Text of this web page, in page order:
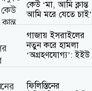
কেউ ‘মা, আমি ক্লান্ত
আমি মরে যেতে চাই’
গাজায় ইসরাইলের
নতুন করে হামলা
‘অগ্রহণযোগ্য’: ইইউ
ফিলিস্তিনের